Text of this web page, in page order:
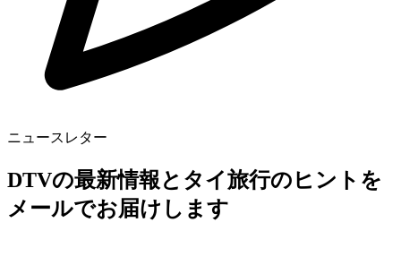
ニュースレター
DTVの最新情報とタイ旅行のヒントを
メールでお届けします